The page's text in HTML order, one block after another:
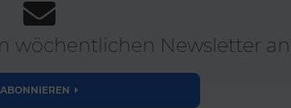
wöchentlichen Newsletter
ABONNIEREN